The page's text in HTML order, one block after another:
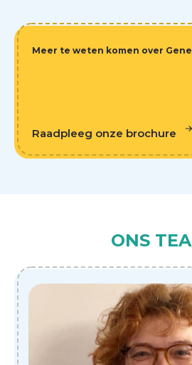
Meer te weten komen over
Raadpleeg onze brochure
ONS